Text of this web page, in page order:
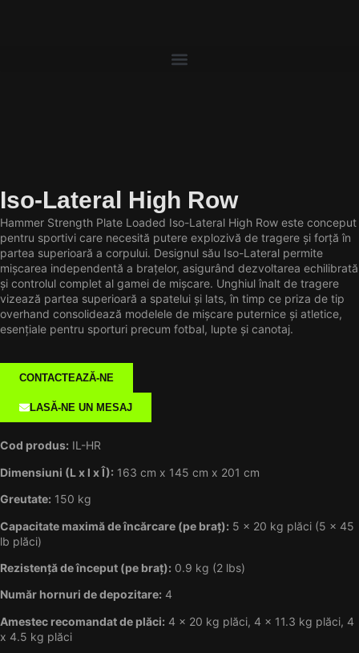
Iso-Lateral High Row
Hammer Strength Plate Loaded Iso-Lateral High Row este conceput
pentru sportivi care necesită putere explozivă de tragere și forță în
partea superioară a corpului. Designul său Iso-Lateral permite
mișcarea independentă a brațelor, asigurând dezvoltarea echilibrată
și controlul complet al gamei de mișcare. Unghiul înalt de tragere
vizează partea superioară a spatelui și lats, în timp ce priza de tip
overhand consolidează modelele de mișcare puternice și atletice,
esențiale pentru sporturi precum fotbal, lupte și canotaj.
CONTACTEAZĂ-NE
LASĂ-NE UN MESAJ
Cod produs: IL-HR
Dimensiuni (L x l x Î): 163 cm x 145 cm x 201 cm
Greutate: 150 kg
Capacitate maximă de încărcare (pe braț): 5 x 20 kg plăci (5 x 45
lb plăci)
Rezistență de început (pe braț): 0.9 kg (2 lbs)
Număr hornuri de depozitare: 4
Amestec recomandat de plăci: 4 x 20 kg plăci, 4 x 11.3 kg plăci, 4
x 4.5 kg plăci